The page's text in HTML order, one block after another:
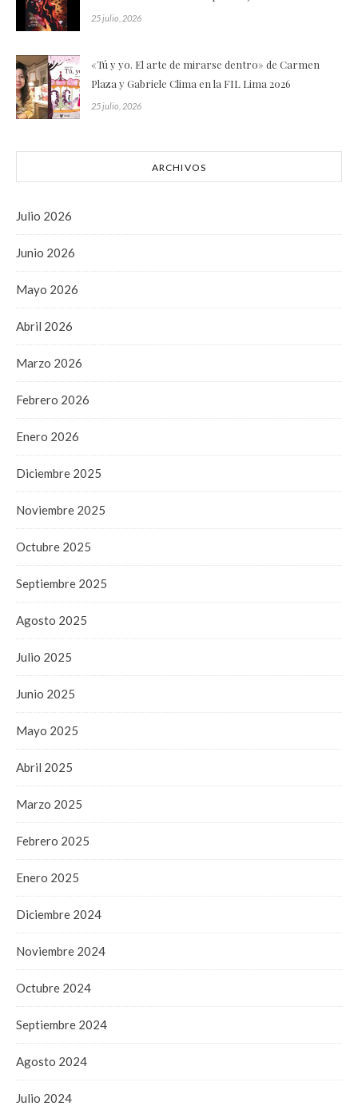
25 julio, 2026
«Tú y yo. El arte de mirarse dentro» de Carmen
Plaza y Gabriele Clima en la FIL Lima 2026
25 julio, 2026
ARCHIVOS
Julio 2026
Junio 2026
Mayo 2026
Abril 2026
Marzo 2026
Febrero 2026
Enero 2026
Diciembre 2025
Noviembre 2025
Octubre 2025
Septiembre 2025
Agosto 2025
Julio 2025
Junio 2025
Mayo 2025
Abril 2025
Marzo 2025
Febrero 2025
Enero 2025
Diciembre 2024
Noviembre 2024
Octubre 2024
Septiembre 2024
Agosto 2024
Julio 2024